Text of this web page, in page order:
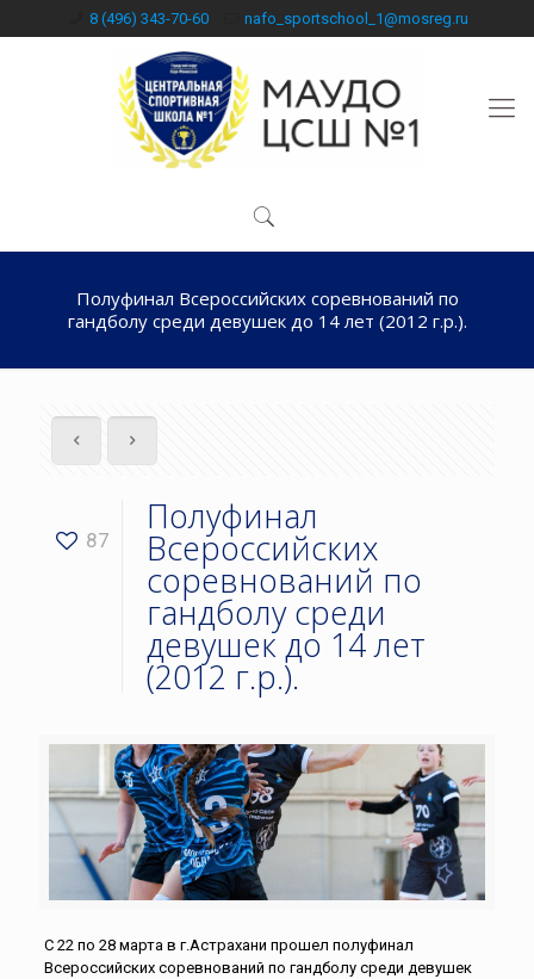
8 (496) 343-70-60 nafo_sportschool_1@mosreg.ru
Полуфинал Всероссийских соревнований по
гандболу среди девушек до 14 лет (2012 г.р.).
87
Полуфинал
Всероссийских
соревнований по
гандболу среди
девушек до 14 лет
(2012 г.р.).
С 22 по 28 марта в г.Астрахани прошел полуфинал
Всероссийских соревнований по гандболу среди девушек